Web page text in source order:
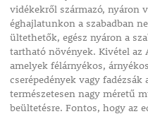
vidékekről származó, nyáron
éghajlatunkon a szabadban
ültethetők, egész nyáron a
tartható növények. Kivétel az
amelyek félárnyékos,
cserépedények vagy fadézsák
természetesen nagy méretű
beültetésre. Fontos, hogy az